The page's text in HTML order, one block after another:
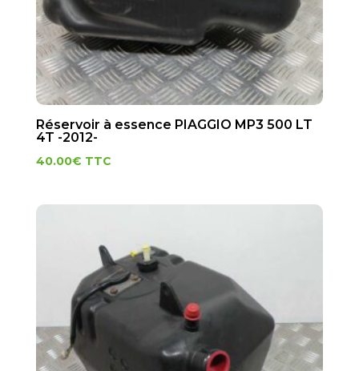
Réservoir à essence PIAGGIO MP3 500 LT
4T -2012-
40.00€ TTC